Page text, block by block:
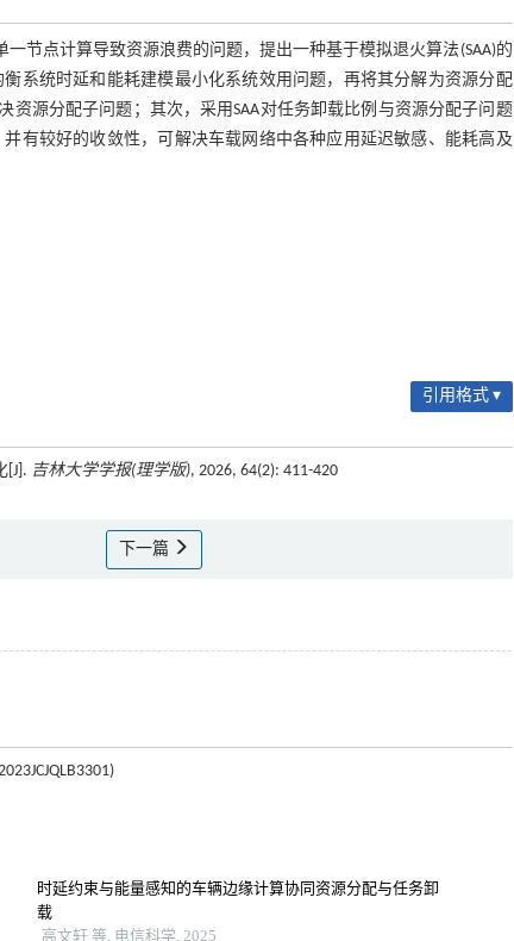
节点计算导致资源浪费的问题，提出一种基于模拟退火算法(SAA)的
系统时延和能耗建模最小化系统效用问题，再将其分解为资源分配
源分配子问题；其次，采用SAA对任务卸载比例与资源分配子问题
有较好的收敛性，可解决车载网络中各种应用延迟敏感、能耗高及
引用格式 ▾
[J]. 吉林大学学报(理学版), 2026, 64(2): 411-420
下一篇